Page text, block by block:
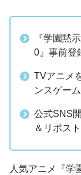
『学園黙
0』事前登
TVアニメ
ンスゲーム
公式SNS
＆リポス
人気アニメ『学